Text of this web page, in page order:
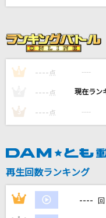
ツユ
黒髪海峡
藤崎詩乃
丸の内サディスティ
椎名林檎
TOKYOメトロブル
Good Luck!
SixTONES
1 ---- 点 ----
---- 点 ----
3 ---- 点 ----
再生回数ランキング
1 ---- 回